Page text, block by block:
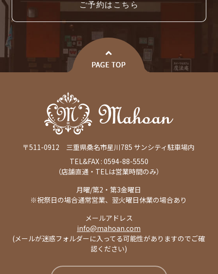
ご予約はこちら
〒511-0912 三重県桑名市星川785 サンシティ駐車場内
TEL&FAX :0594-88-5550
（店舗直通・TELは営業時間のみ）
月曜/第2・第3金曜日
※祝祭日の場合通常営業、翌火曜日休業の場合あり
メールアドレス
info@mahoan.com
(メールが迷惑フォルダーに入ってる可能性がありますのでご確
認ください)